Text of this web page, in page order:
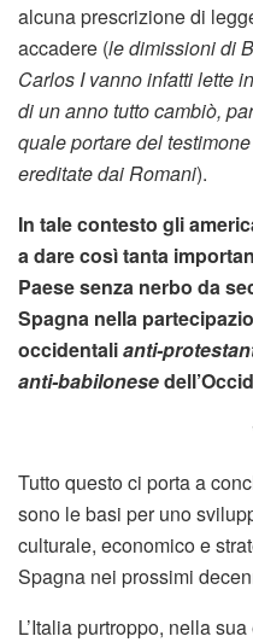
alcuna prescrizione di
accadere (le dimissioni di
Carlos I vanno infatti lette
di un anno tutto cambiò,
quale portare del
ereditate dai Romani).
In tale contesto gli
a dare così tanta
Paese senza nerbo da
Spagna nella
occidentalianti-
anti-babilonese
Tutto questo ci porta a
sono le basi per uno
culturale, economico e
Spagna nei prossimi
L’Italia purtroppo, nella